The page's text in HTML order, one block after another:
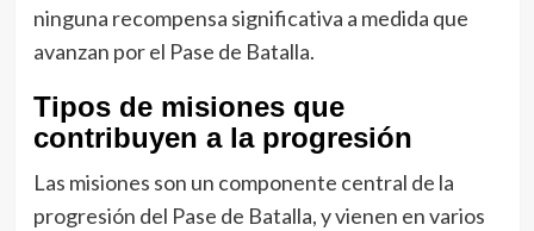
ninguna recompensa significativa a medida que
avanzan por el Pase de Batalla.
Tipos de misiones que
contribuyen a la progresión
Las misiones son un componente central de la
progresión del Pase de Batalla, y vienen en varios